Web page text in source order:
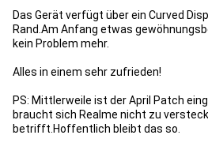
Das Gerät verfügt über ein Curved
Rand.Am Anfang etwas
kein Problem mehr.
Alles in einem sehr zufrieden!
PS: Mittlerweile ist der April Patch
braucht sich Realme nicht zu
betrifft.Hoffentlich bleibt das so.